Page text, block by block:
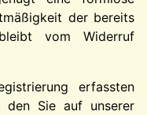
der bereits
vom Widerruf
erfassten
den Sie auf unserer